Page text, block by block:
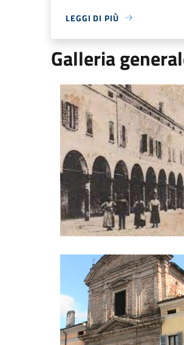
LEGGI DI PIÙ
Galleria
Gazzuolo in una foto storica
L'Oratorio di San Rocco